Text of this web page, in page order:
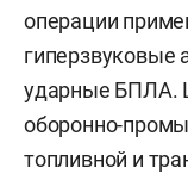
операции
гиперзвуковые
ударные БПЛА.
оборонно-
топливной и